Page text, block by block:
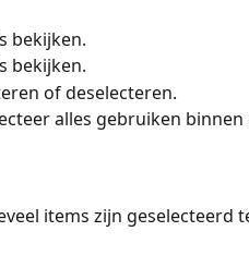
bekijken.
bekijken.
of deselecteren.
alles gebruiken binnen
items zijn geselecteerd